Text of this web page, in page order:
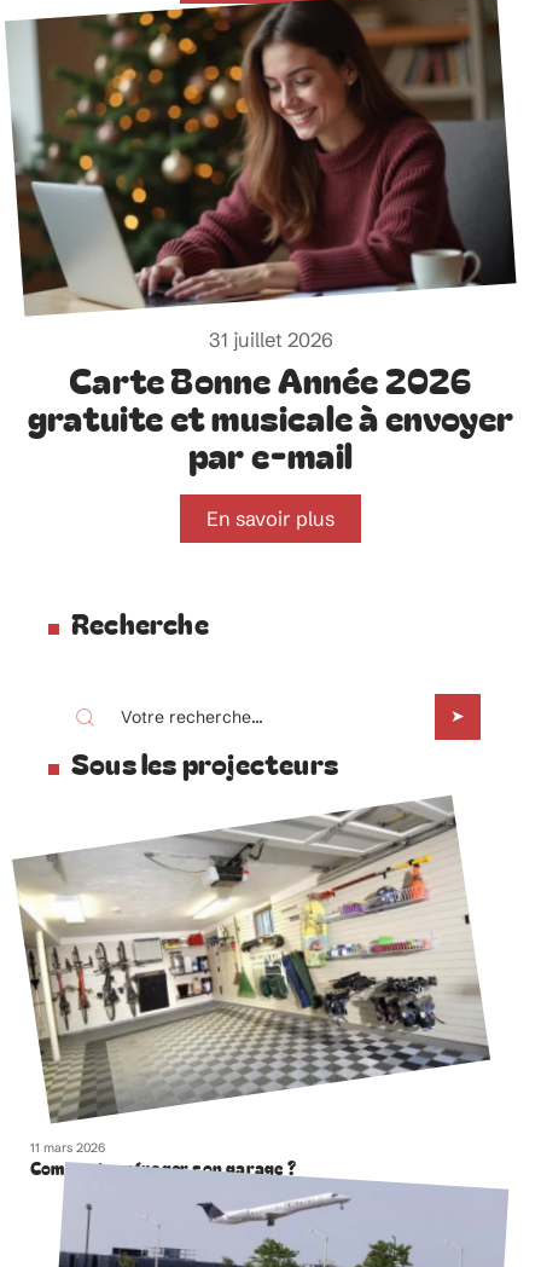
31 juillet 2026
Carte Bonne Année 2026
gratuite et musicale à envoyer
par e-mail
En savoir plus
Recherche
Sous les projecteurs
11 mars 2026
Comment aménager son garage ?